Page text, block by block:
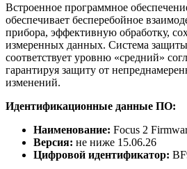
Встроенное программное
обеспечивает бесперебойное
прибора, эффективную обработку,
измеренных данных. Система
соответствует уровню «средний»
гарантируя защиту от
изменений.
Идентификационные данные ПО:
Наименование: Focus 2
Версия: не ниже 15.06.26
Цифровой идентификатор: